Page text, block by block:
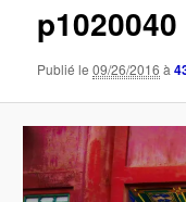
p1020040
Publié le09/26/2016 à